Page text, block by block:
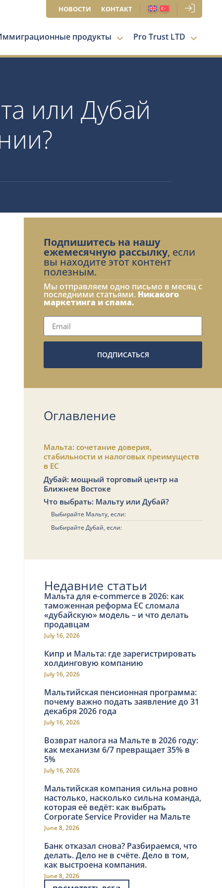
НОВОСТИ КОНТАКТ
продукты Pro Trust LTD
или Дубай
Подпишитесь на нашу
ежемесячную рассылку, если
вы находите этот контент
полезным.
Мы отправляем одно письмо в месяц с
последними статьями. Никакого
маркетинга и спама.
ПОДПИСАТЬСЯ
Оглавление
Мальта: сочетание доверия,
стабильности и налоговых преимуществ
в ЕС
Дубай: мощный торговый центр на
Ближнем Востоке
Что выбрать: Мальту или Дубай?
Выбирайте Мальту, если:
Выбирайте Дубай, если:
Недавние статьи
Мальта для e-commerce в 2026: как
таможенная реформа ЕС сломала
«дубайскую» модель – и что делать
продавцам
July 16, 2026
Кипр и Мальта: где зарегистрировать
холдинговую компанию
July 16, 2026
Мальтийская пенсионная программа:
почему важно подать заявление до 31
декабря 2026 года
July 16, 2026
Возврат налога на Мальте в 2026 году:
как механизм 6/7 превращает 35% в
5%
July 16, 2026
Мальтийская компания сильна ровно
настолько, насколько сильна команда,
которая её ведёт: как выбрать
Corporate Service Provider на Мальте
June 8, 2026
Банк отказал снова? Разбираемся, что
делать. Дело не в счёте. Дело в том,
как выстроена компания.
June 8, 2026